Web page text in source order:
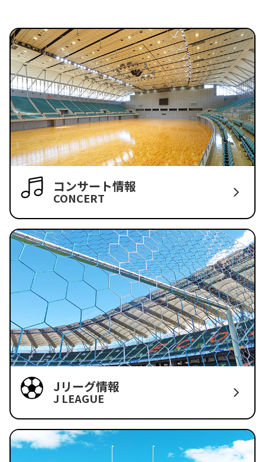
コンサート情報
CONCERT
Jリーグ情報
J LEAGUE